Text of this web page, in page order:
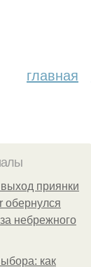
главная
приянки
обернулся
небрежного
как